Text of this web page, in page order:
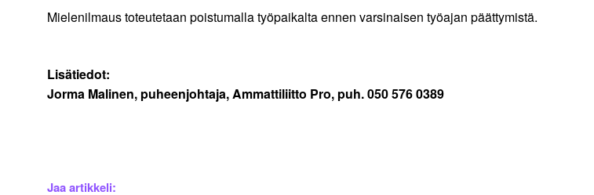
Mielenilmaus toteutetaan poistumalla työpaikalta ennen varsinaisen työajan päättymistä.
Lisätiedot:
Jorma Malinen, puheenjohtaja, Ammattiliitto Pro, puh. 050 576 0389
Jaa artikkeli: